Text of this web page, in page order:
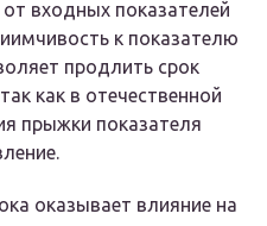
входных показателей
к показателю
продлить срок
как в отечественной
прыжки показателя
оказывает влияние на